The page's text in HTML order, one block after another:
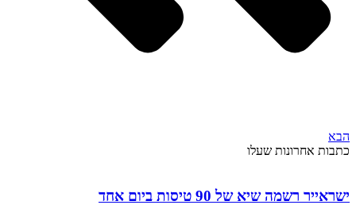
הבא
כתבות אחרונות שעלו
ישראייר רשמה שיא של 90 טיסות ביום אחד